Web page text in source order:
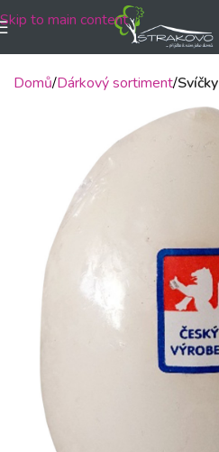
Skip to main content
Domů Dárkový sortiment Svíčky